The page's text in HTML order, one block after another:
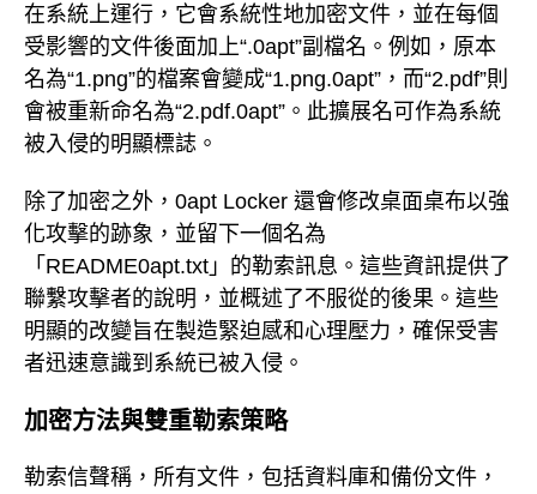
在系統上運行，它會系統性地加密文件，並在每個
受影響的文件後面加上“.0apt”副檔名。例如，原本
名為“1.png”的檔案會變成“1.png.0apt”，而“2.pdf”則
會被重新命名為“2.pdf.0apt”。此擴展名可作為系統
被入侵的明顯標誌。
除了加密之外，0apt Locker 還會修改桌面桌布以強
化攻擊的跡象，並留下一個名為
「README0apt.txt」的勒索訊息。這些資訊提供了
聯繫攻擊者的說明，並概述了不服從的後果。這些
明顯的改變旨在製造緊迫感和心理壓力，確保受害
者迅速意識到系統已被入侵。
加密方法與雙重勒索策略
勒索信聲稱，所有文件，包括資料庫和備份文件，